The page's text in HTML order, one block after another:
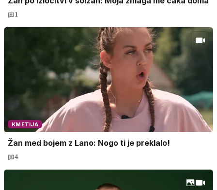
1
KMETIJA
Žan med bojem z Lano: Nogo ti je preklalo!
4